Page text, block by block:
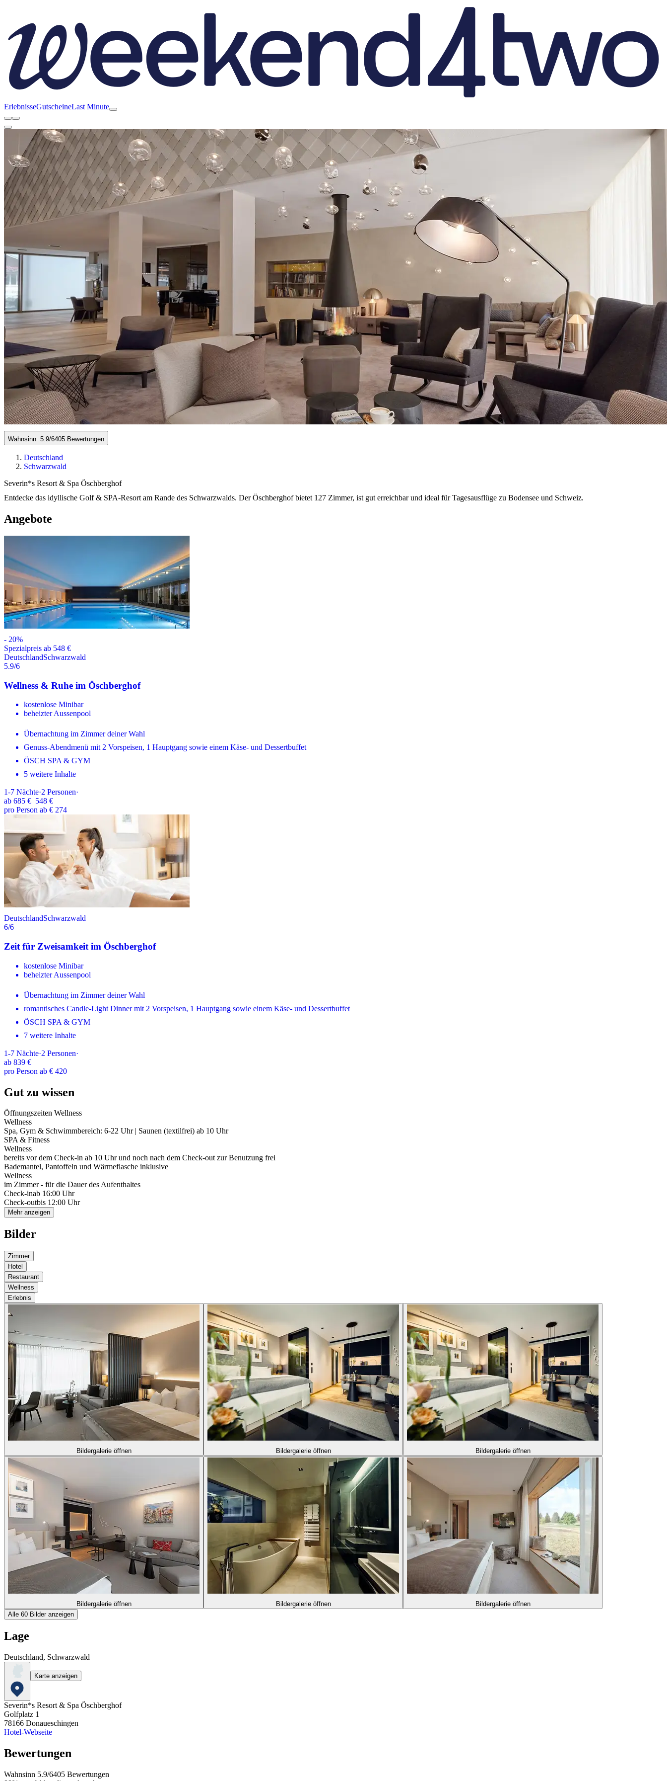
ErlebnisseGutscheineLast Minute
Wahnsinn 5.9/6405 Bewertungen
Deutschland
Schwarzwald
Severin*s Resort & Spa Öschberghof
Entdecke das idyllische Golf & SPA-Resort am Rande des Schwarzwalds. Der Öschberghof bietet 127 Zimmer, ist gut erreichbar und ideal für Tagesausflüge zu Bodensee und Schweiz.
Angebote
- 20%
Spezialpreis ab 548 €
DeutschlandSchwarzwald
5.9/6
Wellness & Ruhe im Öschberghof
kostenlose Minibar
beheizter Aussenpool
Übernachtung im Zimmer deiner Wahl
Genuss-Abendmenü mit 2 Vorspeisen, 1 Hauptgang sowie einem Käse- und Dessertbuffet
ÖSCH SPA & GYM
5 weitere Inhalte
1-7 Nächte·2 Personen·
ab 685 € 548 €
pro Person ab € 274
DeutschlandSchwarzwald
6/6
Zeit für Zweisamkeit im Öschberghof
kostenlose Minibar
beheizter Aussenpool
Übernachtung im Zimmer deiner Wahl
romantisches Candle-Light Dinner mit 2 Vorspeisen, 1 Hauptgang sowie einem Käse- und Dessertbuffet
ÖSCH SPA & GYM
7 weitere Inhalte
1-7 Nächte·2 Personen·
ab 839 €
pro Person ab € 420
Gut zu wissen
Öffnungszeiten Wellness
Wellness
Spa, Gym & Schwimmbereich: 6-22 Uhr | Saunen (textilfrei) ab 10 Uhr
SPA & Fitness
Wellness
bereits vor dem Check-in ab 10 Uhr und noch nach dem Check-out zur Benutzung frei
Bademantel, Pantoffeln und Wärmeflasche inklusive
Wellness
im Zimmer - für die Dauer des Aufenthaltes
Check-inab 16:00 Uhr
Check-outbis 12:00 Uhr
Mehr anzeigen
Bilder
Zimmer
Hotel
Restaurant
Wellness
Erlebnis
Bildergalerie öffnen Bildergalerie öffnen Bildergalerie öffnen
Bildergalerie öffnen Bildergalerie öffnen
Bildergalerie öffnen
Alle 60 Bilder anzeigen
Lage
Deutschland, Schwarzwald
Karte anzeigen
Severin*s Resort & Spa Öschberghof
Golfplatz 1
78166 Donaueschingen
Hotel-Webseite
Bewertungen
Wahnsinn 5.9/6405 Bewertungen